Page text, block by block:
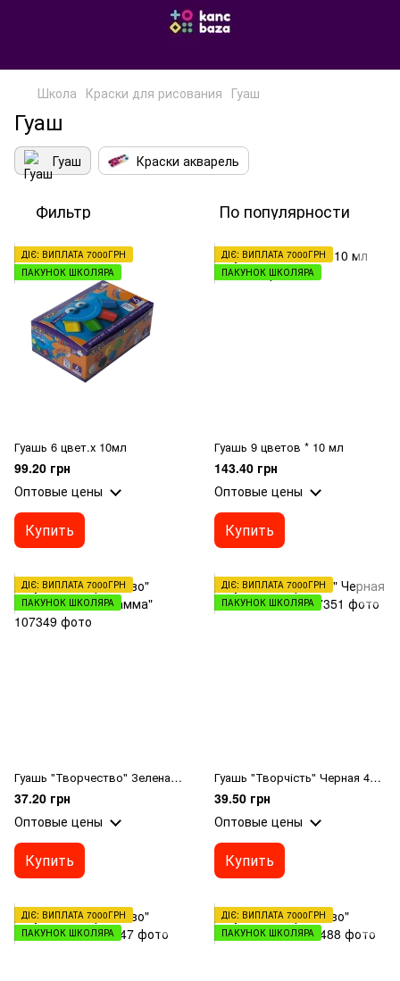
Школа Краски для рисования Гуаш
Гуаш
Гуаш Краски акварель
Фильтр По популярности
ДІЄ: ВИПЛАТА 7000ГРН
ПАКУНОК ШКОЛЯРА
Гуашь 6 цвет.х 10мл
99.20 грн
Оптовые цены
Купить
ДІЄ: ВИПЛАТА 7000ГРН
ПАКУНОК ШКОЛЯРА
Гуашь 9 цветов * 10 мл
143.40 грн
Оптовые цены
Купить
ДІЄ: ВИПЛАТА 7000ГРН
ПАКУНОК ШКОЛЯРА
Гуашь "Творчество" Зеленая 40 мл "Гамма"
37.20 грн
Оптовые цены
Купить
ДІЄ: ВИПЛАТА 7000ГРН
ПАКУНОК ШКОЛЯРА
Гуашь "Творчість" Черная 40 мл "Гамма"
39.50 грн
Оптовые цены
Купить
ДІЄ: ВИПЛАТА 7000ГРН
ПАКУНОК ШКОЛЯРА
ДІЄ: ВИПЛАТА 7000ГРН
ПАКУНОК ШКОЛЯРА